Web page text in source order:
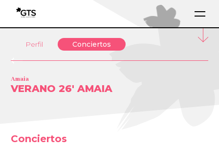
Perfil Conciertos
Amaia
VERANO 26′ AMAIA
Conciertos